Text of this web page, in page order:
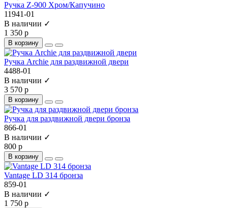
Ручка Z-900 Хром/Капучино
11941-01
В наличии ✓
1 350 р
В корзину
Ручка Archie для раздвижной двери
4488-01
В наличии ✓
3 570 р
В корзину
Ручка для раздвижной двери бронза
866-01
В наличии ✓
800 р
В корзину
Vantage LD 314 бронза
859-01
В наличии ✓
1 750 р